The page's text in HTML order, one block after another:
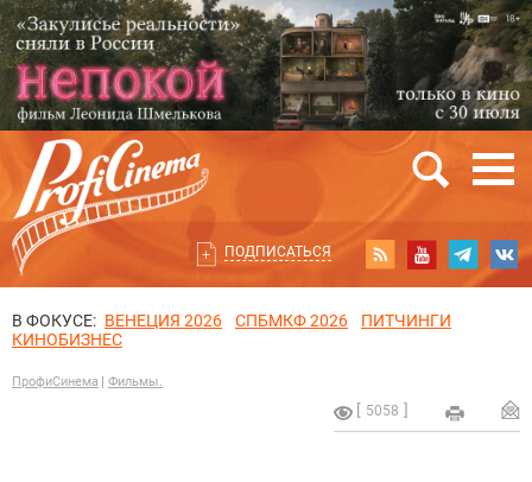
ПОДПИСАТЬСЯ
В ФОКУСЕ: ВЕНЕЦИЯ 2026 СПБМКФ 2026
ПИТЧИНГИ
КИНОБИЗНЕС
ПрофиСинема Фильмы.
5058